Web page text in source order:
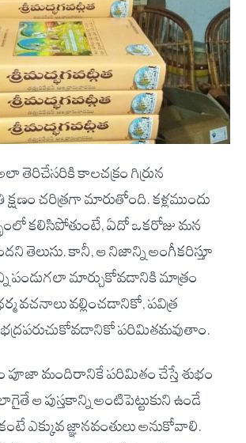
తెరిచేసరికి కాలచక్రం గిర్రున
చరిత్రగా మారుతోంది. కళ్లముందు
కలిసిపోతుంటే, ఏదో ఒకరోజు మన
తెలుసు. కానీ, ఆ నిజాన్ని అంగీకరిస్తూ
పండుగలా మార్చుకోవడానికి మాత్రం
వచనాలు వల్లించడానికో, పవిత్ర
భద్రపరుచుకోవడానికో పరిమితమవుతాం.
పూజా మందిరానికే పరిమితం చేస్తే శుభం
ఆ పుస్తకాన్ని అంటిపెట్టుకుని ఉండే
ఎక్కువ జ్ఞానవంతులు అనుకోవాలి.